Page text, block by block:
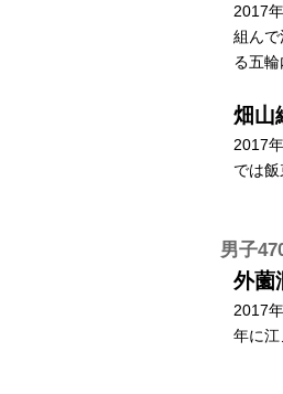
2017
組ん
る五輪
畑山
2017
では
男子
外薗
2017
年に江